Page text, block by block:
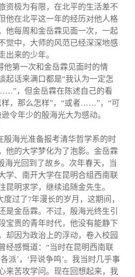
资极为有限，在北平的生活差不
他在北平这一年的经历对他人格
他每周和金岳霖见面一次，一起
觉中，大师的风范已经深深地感
出来的少年。
他第一次和金岳霖见面时的情
起话来满口都是“我认为一定怎
，但金岳霖在陈述自己的看
样，那么怎样”，“或者……”，“可
令年少的殷海光大为感动。
殷海光准备报考清华哲学系的时
他的大学梦化为了泡影。金岳霖
海光回到了故乡。次年春天，当
学、南开大学在昆明合组西南联
昆明求学，继续追随金先生。
度过了7年漫长的岁月，这期间，
是金岳霖。不过，殷海光终生引
宝贵的青年时代，他没有能静下
却因为政治上的浮动，卷入校园
经感慨道：“当时在昆明西南联
派’，‘异说争鸣’。我当时几乎事
来苦攻学问。现在回想起来，我